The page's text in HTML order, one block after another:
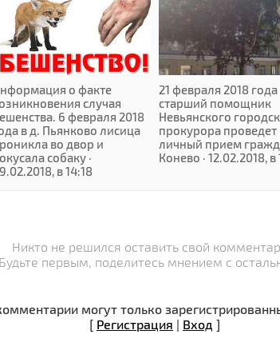
о факте
случая
6 февраля 2018
в д. Пьянково лисица
во двор и
собаку ·
в 14:18
21 февраля 2018 года
старший помощник
Невьянского
прокурора проведет
личный прием
Конево · 12.02.2018, в
Никто не решился оставить свой
Будьте первым, поделитесь мнением с
могут только
[ Регистрация | Вход ]